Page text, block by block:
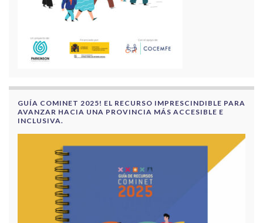
GUÍA COMINET 2025! EL RECURSO IMPRESCINDIBLE PARA
AVANZAR HACIA UNA PROVINCIA MÁS ACCESIBLE E
INCLUSIVA.